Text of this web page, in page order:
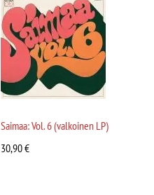
Saimaa: Vol. 6 (valkoinen LP)
30,90€